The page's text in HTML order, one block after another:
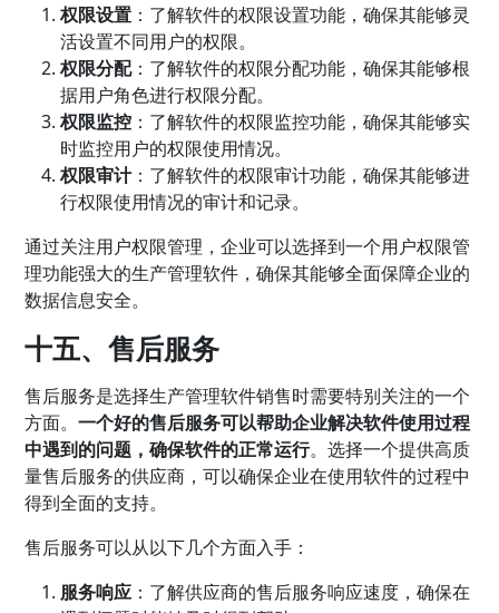
权限设置 ：了解软件的权限设置功能，确保其能够灵
活设置不同用户的权限。
权限分配：了解软件的权限分配功能，确保其能够根
据用户角色进行权限分配。
权限监控 ：了解软件的权限监控功能，确保其能够实
时监控用户的权限使用情况。
权限审计：了解软件的权限审计功能，确保其能够进
行权限使用情况的审计和记录。
通过关注用户权限管理，企业可以选择到一个用户权限管
理功能强大的生产管理软件，确保其能够全面保障企业的
数据信息安全。
十五、售后服务
售后服务是选择生产管理软件销售时需要特别关注的一个
方面。一个好的售后服务可以帮助企业解决软件使用过程
中遇到的问题，确保软件的正常运行。选择一个提供高质
量售后服务的供应商，可以确保企业在使用软件的过程中
得到全面的支持。
售后服务可以从以下几个方面入手：
服务响应 ：了解供应商的售后服务响应速度，确保在